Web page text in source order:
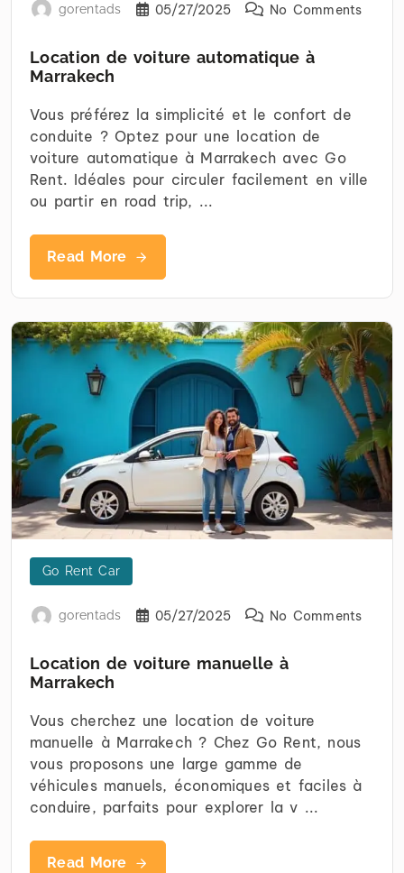
gorentads 05/27/2025 No Comments
Location de voiture automatique à
Marrakech
Vous préférez la simplicité et le confort de
conduite ? Optez pour une location de
voiture automatique à Marrakech avec Go
Rent. Idéales pour circuler facilement en ville
ou partir en road trip, ...
Read More
Go Rent Car
gorentads 05/27/2025 No Comments
Location de voiture manuelle à
Marrakech
Vous cherchez une location de voiture
manuelle à Marrakech ? Chez Go Rent, nous
vous proposons une large gamme de
véhicules manuels, économiques et faciles à
conduire, parfaits pour explorer la v ...
Read More